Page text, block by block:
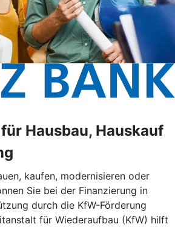
Hausbau, Hauskauf
kaufen, modernisieren oder
Sie bei der Finanzierung in
durch die KfW-Förderung
für Wiederaufbau (KfW) hilft